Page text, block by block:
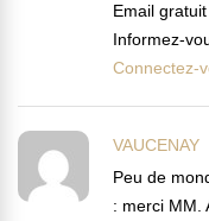
Email
Informez-
Connectez-
VAUCENAY
Peu de
: merci MM.